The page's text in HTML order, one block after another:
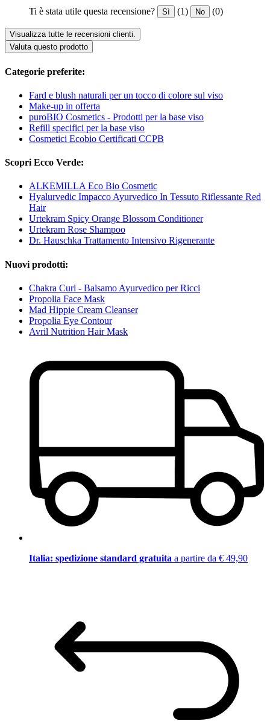
Ti è stata utile questa recensione? Sì (1) No (0)
Visualizza tutte le recensioni clienti.
Valuta questo prodotto
Categorie preferite:
Fard e blush naturali per un tocco di colore sul viso
Make-up in offerta
puroBIO Cosmetics - Prodotti per la base viso
Refill specifici per la base viso
Cosmetici Ecobio Certificati CCPB
Scopri Ecco Verde:
ALKEMILLA Eco Bio Cosmetic
Hyalurvedic Impacco Ayurvedico In Tessuto Riflessante Red
Hair
Urtekram Spicy Orange Blossom Conditioner
Urtekram Rose Shampoo
Dr. Hauschka Trattamento Intensivo Rigenerante
Nuovi prodotti:
Chakra Curl - Balsamo Ayurvedico per Ricci
Propolia Face Mask
Mad Hippie Cream Cleanser
Propolia Eye Contour
Avril Nutrition Hair Mask
Italia: spedizione standard gratuita a partire da € 49,90